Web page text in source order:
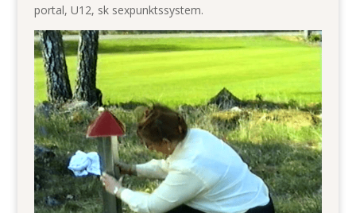
portal, U12, sk sexpunktssystem.